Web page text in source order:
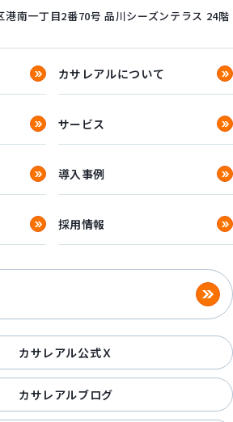
南一丁目2番70号 品川シーズンテラス 24階
カサレアルについて
サービス
導入事例
採用情報
カサレアル公式Ｘ
カサレアルブログ